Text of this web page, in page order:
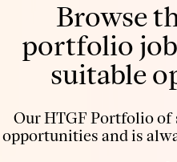
Browse
portfolio
suitable
Our HTGF Portfolio
opportunities and is